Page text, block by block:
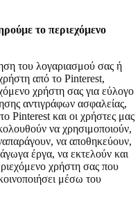
το περιεχόμενο
του λογαριασμού σας ή
από το Pinterest,
χρήστη σας για εύλογο
αντιγράφων ασφαλείας,
Pinterest και οι χρήστες μας
να χρησιμοποιούν,
να αποθηκεύουν,
έργα, να εκτελούν και
χρήστη σας που
μέσω του